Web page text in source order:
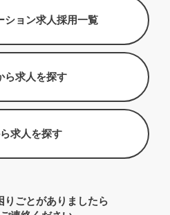
ション求人採用一覧
ら求人を探す
求人を探す
りごとがありましたら